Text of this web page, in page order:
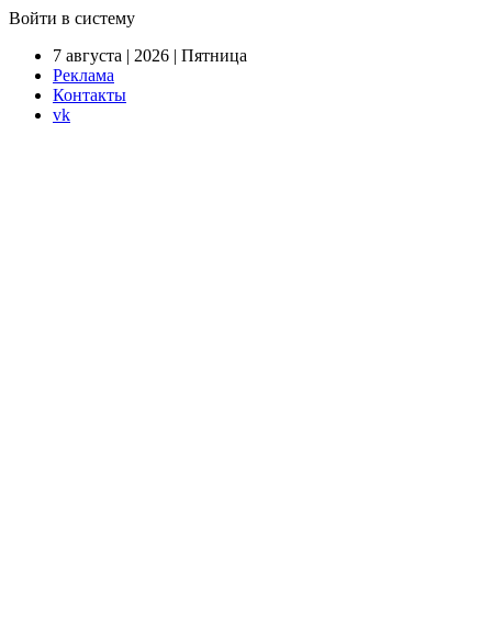
Войти в систему
7 августа | 2026 | Пятница
Реклама
Контакты
vk